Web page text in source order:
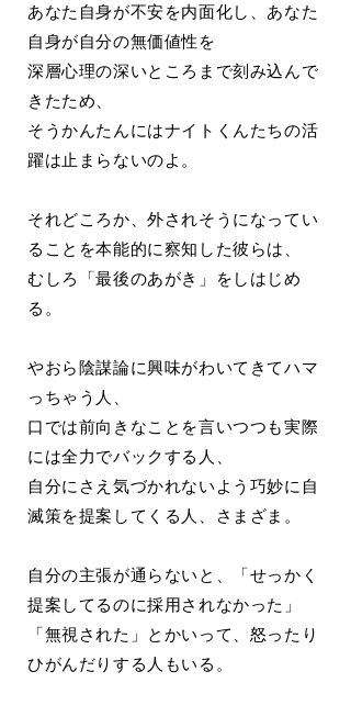
あなた自身が不安を内面化し、あなた
自身が自分の無価値性を
深層心理の深いところまで刻み込んで
きたため、
そうかんたんにはナイトくんたちの活
躍は止まらないのよ。
それどころか、外されそうになってい
ることを本能的に察知した彼らは、
むしろ「最後のあがき」をしはじめ
る。
やおら陰謀論に興味がわいてきてハマ
っちゃう人、
口では前向きなことを言いつつも実際
には全力でバックする人、
自分にさえ気づかれないよう巧妙に自
滅策を提案してくる人、さまざま。
自分の主張が通らないと、「せっかく
提案してるのに採用されなかった」
「無視された」とかいって、怒ったり
ひがんだりする人もいる。